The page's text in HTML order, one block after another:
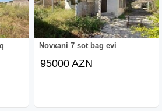
Novxani 7 sot bag evi
95000 AZN